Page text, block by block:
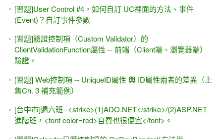
一個範例搞清楚 "前端"與 "後端" -- 以jQuery UI搭配 ASP.NET
控制項(Button)為例
會員登入、會員專屬網頁、會員修改私人資料，怎麼寫？
（#5，障眼法 DataBinding Expression）使用者登入後（新
增、刪除、編輯）各種動作的權限
[YouTube影片] SQL Server 的 FILESTREAM 簡單設定 -
MIS2000 Lab.
[補充範例]會員登入 (BasePage) + Google Map with
ASP.NET Web Form
[簡報&範例下載] Web Service + WCF Service + WebAPI